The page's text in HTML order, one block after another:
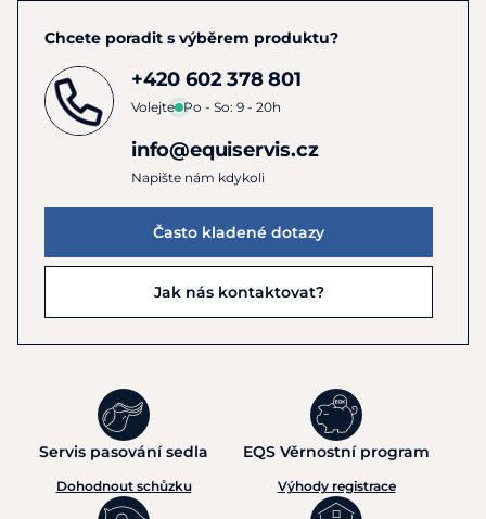
Chcete poradit s výběrem produktu?
+420 602 378 801
Volejte Po - So: 9 - 20h
info@equiservis.cz
Napište nám kdykoli
Často kladené dotazy
Jak nás kontaktovat?
Servis pasování sedla
Dohodnout schůzku
EQS Věrnostní program
Výhody registrace